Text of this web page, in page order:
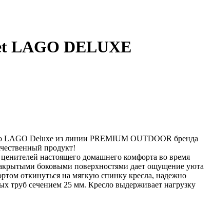
LAGO DELUXE
LAGO Deluxe из линии PREMIUM OUTDOOR бренда
продукт!
настоящего домашнего комфорта во время
боковыми поверхностями дает ощущение уюта
откинуться на мягкую спинку кресла, надежно
труб сечением 25 мм. Кресло выдерживает нагрузку